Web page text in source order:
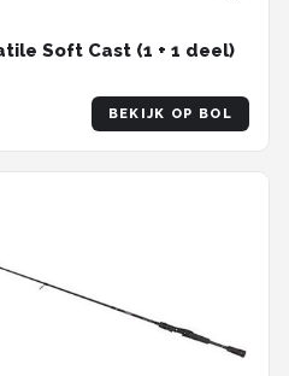
Soft Cast (1 + 1 deel)
BEKIJK OP BOL